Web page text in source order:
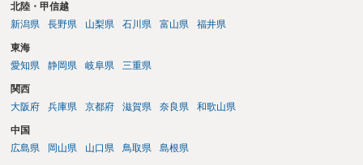
北陸・甲信越
新潟県
長野県 山梨県 石川県 富山県 福井県
東海
愛知県
静岡県 岐阜県 三重県
関西
大阪府
兵庫県 京都府 滋賀県 奈良県 和歌山県
中国
広島県
岡山県 山口県 鳥取県 島根県